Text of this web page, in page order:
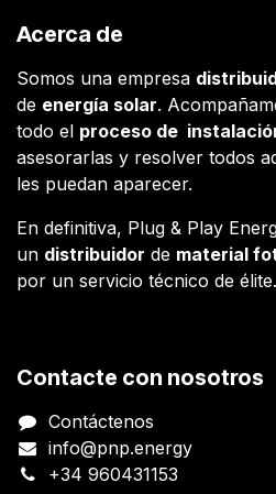
Acerca de
Somos una empresa
de energía solar.
todo el proceso de
asesorarlas y resolver todos
les puedan aparecer.
En definitiva, Plug & Play
un distribuidor de material
por un servicio técnico de élite.
Contacte con nosotros
Contáctenos
info@pnp.energy
+34 960431153